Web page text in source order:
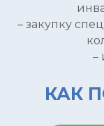
– закупку
–
КАК